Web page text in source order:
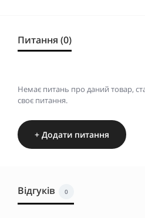
Питання (0)
Немає питань про даний товар,
своє питання.
+ Додати питання
Відгуків 0